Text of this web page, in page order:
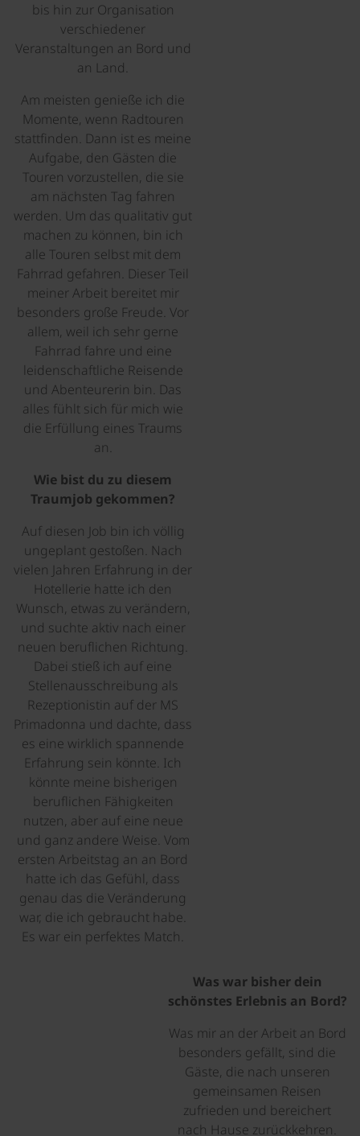
bis hin zur Organisation
verschiedener
Veranstaltungen an Bord und
an Land.
Am meisten genieße ich die
Momente, wenn Radtouren
stattfinden. Dann ist es meine
Aufgabe, den Gästen die
Touren vorzustellen, die sie
am nächsten Tag fahren
werden. Um das qualitativ gut
machen zu können, bin ich
alle Touren selbst mit dem
Fahrrad gefahren. Dieser Teil
meiner Arbeit bereitet mir
besonders große Freude. Vor
allem, weil ich sehr gerne
Fahrrad fahre und eine
leidenschaftliche Reisende
und Abenteurerin bin. Das
alles fühlt sich für mich wie
die Erfüllung eines Traums
an.
Wie bist du zu diesem
Traumjob gekommen?
Auf diesen Job bin ich völlig
ungeplant gestoßen. Nach
vielen Jahren Erfahrung in der
Hotellerie hatte ich den
Wunsch, etwas zu verändern,
und suchte aktiv nach einer
neuen beruflichen Richtung.
Dabei stieß ich auf eine
Stellenausschreibung als
Rezeptionistin auf der MS
Primadonna und dachte, dass
es eine wirklich spannende
Erfahrung sein könnte. Ich
könnte meine bisherigen
beruflichen Fähigkeiten
nutzen, aber auf eine neue
und ganz andere Weise. Vom
ersten Arbeitstag an an Bord
hatte ich das Gefühl, dass
genau das die Veränderung
war, die ich gebraucht habe.
Es war ein perfektes Match.
Was war bisher dein
schönstes Erlebnis an Bord?
Was mir an der Arbeit an Bord
besonders gefällt, sind die
Gäste, die nach unseren
gemeinsamen Reisen
zufrieden und bereichert
nach Hause zurückkehren.